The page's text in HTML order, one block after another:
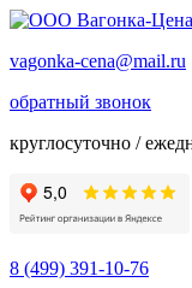
vagonka-cena@mail.ru
обратный звонок
круглосуточно /
8 (499) 391-10-76